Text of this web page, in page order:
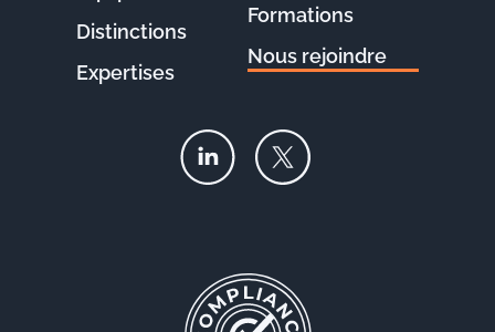
Distinctions
Expertises
Formations
Nous rejoindre